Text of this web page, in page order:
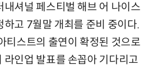
내셔널 페스티벌 해브 어 나이스
하고 7월말 개최를 준비 중이다.
티스트의 출연이 확정된 것으로
라인업 발표를 손꼽아 기다리고